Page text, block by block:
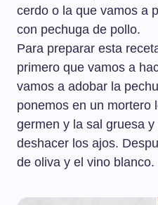
cerdo o la que vamos a
con pechuga de pollo.
Para preparar esta
primero que vamos a
vamos a adobar la
ponemos en un mortero
germen y la sal gruesa
deshacer los ajos.
de oliva y el vino blanco.